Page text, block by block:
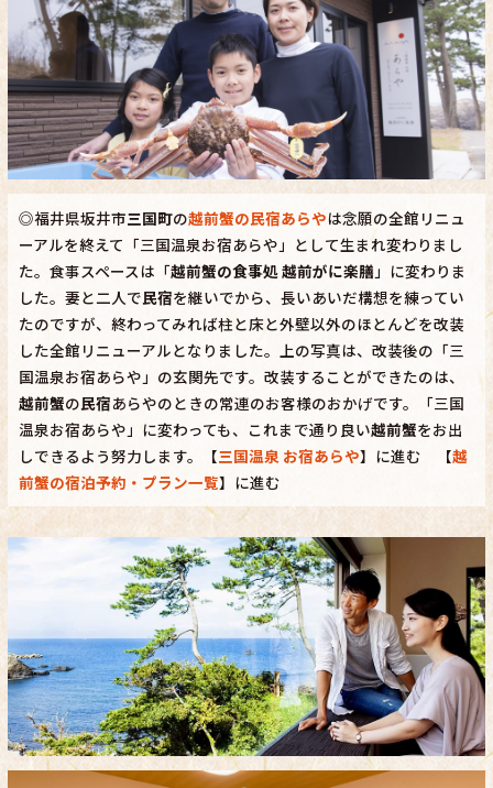
◎福井県坂井市三国町の越前蟹の民宿あらやは念願の全館リニュ
ーアルを終えて「三国温泉お宿あらや」として生まれ変わりまし
た。食事スペースは「越前蟹の食事処 越前がに楽膳」に変わりま
した。妻と二人で民宿を継いでから、長いあいだ構想を練ってい
たのですが、終わってみれば柱と床と外壁以外のほとんどを改装
した全館リニューアルとなりました。上の写真は、改装後の「三
国温泉お宿あらや」の玄関先です。改装することができたのは、
越前蟹の民宿あらやのときの常連のお客様のおかげです。「三国
温泉お宿あらや」に変わっても、これまで通り良い越前蟹をお出
しできるよう努力します。【三国温泉 お宿あらや】に進む 【越
前蟹の宿泊予約・プラン一覧】に進む